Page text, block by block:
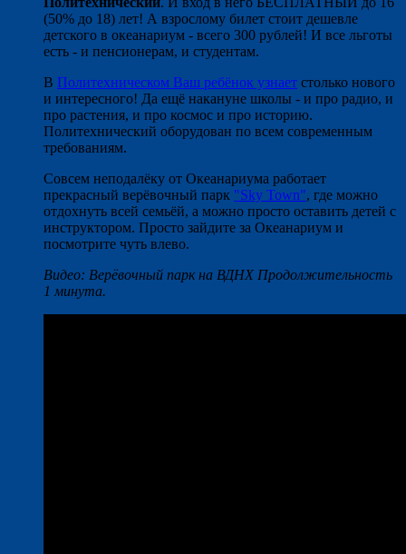
(50% до 18) лет! А взрослому билет стоит дешевле
детского в океанариум - всего 300 рублей! И все льготы
есть - и пенсионерам, и студентам.
В Политехническом Ваш ребёнок узнает столько нового
и интересного! Да ещё накануне школы - и про радио, и
про растения, и про космос и про историю.
Политехнический оборудован по всем современным
требованиям.
Совсем неподалёку от Океанариума работает
прекрасный верёвочный парк "Sky Town", где можно
отдохнуть всей семьёй, а можно просто оставить детей с
инструктором. Просто зайдите за Океанариум и
посмотрите чуть влево.
Видео: Верёвочный парк на ВДНХ Продолжительность
1 минута.